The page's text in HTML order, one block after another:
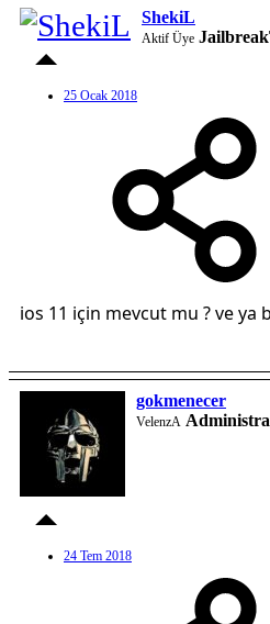
ShekiL
Aktif Üye
25 Ocak 2018
ios 11 için mevcut mu ? ve ya
gokmenecer
VelenzA
24 Tem 2018